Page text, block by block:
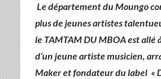
Le département du Moungo
plus de jeunes artistes
le TAMTAM DU MBOA est allé
d’un jeune artiste musicien,
Maker et fondateur du label «